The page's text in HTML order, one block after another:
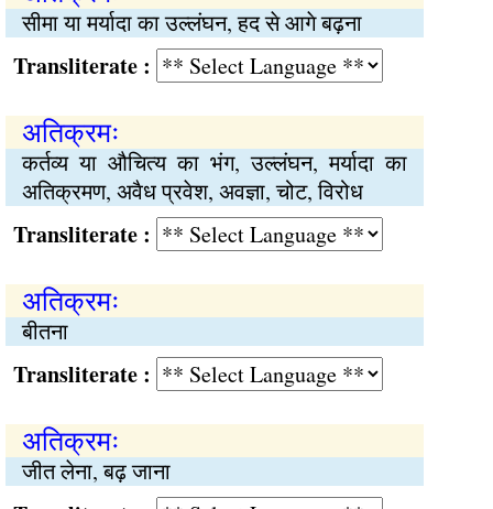
सीमा या मर्यादा का उल्लंघन, हद से आगे बढ़ना
:
अतिक्रमः
कर्तव्य या औचित्य का भंग, उल्लंघन, मर्यादा का
अतिक्रमण, अवैध प्रवेश, अवज्ञा, चोट, विरोध
:
अतिक्रमः
बीतना
:
अतिक्रमः
जीत लेना, बढ़ जाना